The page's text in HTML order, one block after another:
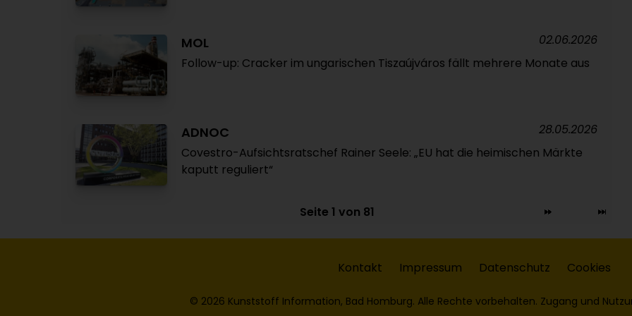
MOL
Follow-up: Cracker im ungarischen Tiszaújváros fällt mehrere Monate aus
02.06.2026
ADNOC
Covestro-Aufsichtsratschef Rainer Seele: „EU hat die heimischen Märkte
kaputt reguliert“
28.05.2026
Seite 1 von 81
Kontakt Impressum Datenschutz Cookies
© 2026 Kunststoff Information, Bad Homburg. Alle Rechte vorbehalten. Zugang und